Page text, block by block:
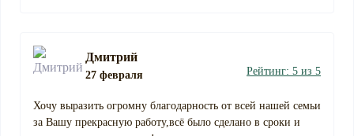
Дмитрий
27 февраля Рейтинг: 5 из 5
Хочу выразить огромну благодарность от всей нашей семьи
за Вашу прекрасную работу,всё было сделано в сроки и